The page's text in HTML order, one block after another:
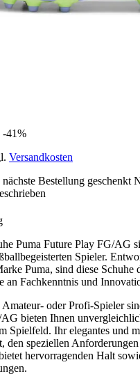
-41%
Versandkosten
Bestellung geschenkt
Puma Future Play FG/AG
Spieler.
Puma, sind diese Schuhe
an Fachkenntnis und
oder Profi-Spieler
bieten Ihnen
Spielfeld. Ihr elegantes und
den speziellen
hervorragenden Halt